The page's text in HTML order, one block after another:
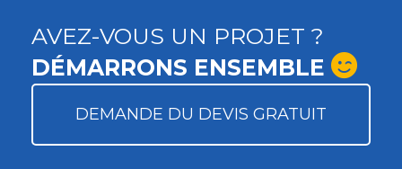
AVEZ-VOUS UN PROJET ?
DÉMARRONS ENSEMBLE
DEMANDE DU DEVIS GRATUIT